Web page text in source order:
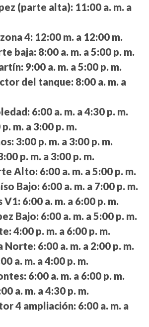
(parte alta): 11:00 a. m. a
4: 12:00 m. a 12:00 m.
baja: 8:00 a. m. a 5:00 p. m.
9:00 a. m. a 5:00 p. m.
del tanque: 8:00 a. m. a
6:00 a. m. a 4:30 p. m.
m. a 3:00 p. m.
3:00 p. m. a 3:00 p. m.
p. m. a 3:00 p. m.
Alto: 6:00 a. m. a 5:00 p. m.
Bajo: 6:00 a. m. a 7:00 p. m.
V1: 6:00 a. m. a 6:00 p. m.
Bajo: 6:00 a. m. a 5:00 p. m.
4:00 p. m. a 6:00 p. m.
Norte: 6:00 a. m. a 2:00 p. m.
a. m. a 4:00 p. m.
6:00 a. m. a 6:00 p. m.
a. m. a 4:30 p. m.
4 ampliación: 6:00 a. m. a